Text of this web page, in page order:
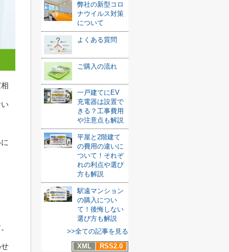
弊社の新型コロ
ナウイルス対策
について
よくある質問
ご購入の流れ
一戸建てにEV
充電器は設置で
きる？工事費用
や注意点も解説
平屋と2階建て
の費用の違いに
ついて！それぞ
れの利点や選び
方も解説
駅遠マンション
の購入につい
て！後悔しない
選び方も解説
>>全ての記事を見る
XML
RSS2.0